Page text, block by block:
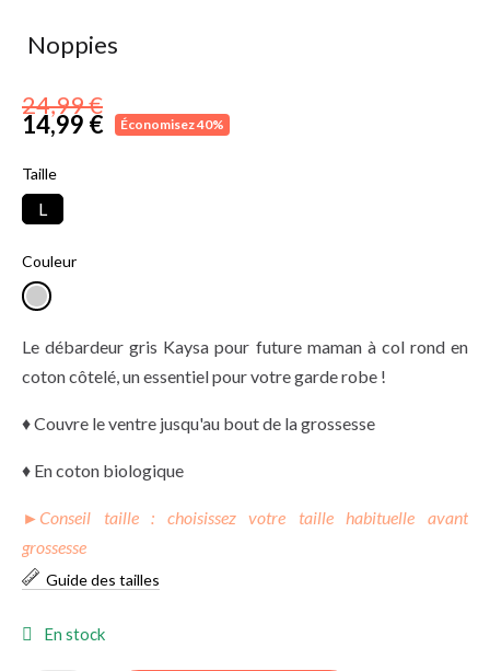
Noppies
24,99 €
14,99 € Économisez 40%
Taille
L
Couleur
Le débardeur gris Kaysa pour future maman à col rond en
coton côtelé, un essentiel pour votre garde robe !
♦ Couvre le ventre jusqu'au bout de la grossesse
♦ En coton biologique
►Conseil taille : choisissez votre taille habituelle avant
grossesse
Guide des tailles
En stock